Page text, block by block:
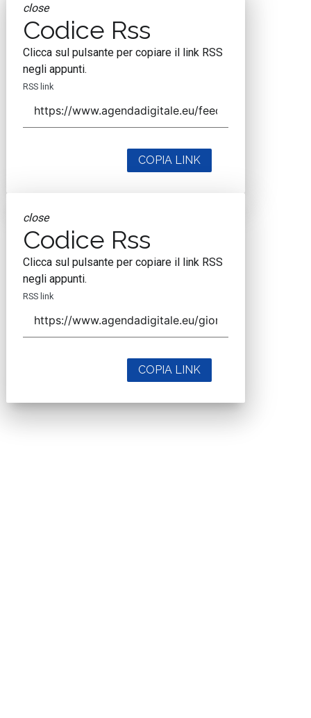
close
Codice Rss
Clicca sul pulsante per copiare il link RSS
negli appunti.
RSS link
COPIA LINK
close
Codice Rss
Clicca sul pulsante per copiare il link RSS
negli appunti.
RSS link
COPIA LINK